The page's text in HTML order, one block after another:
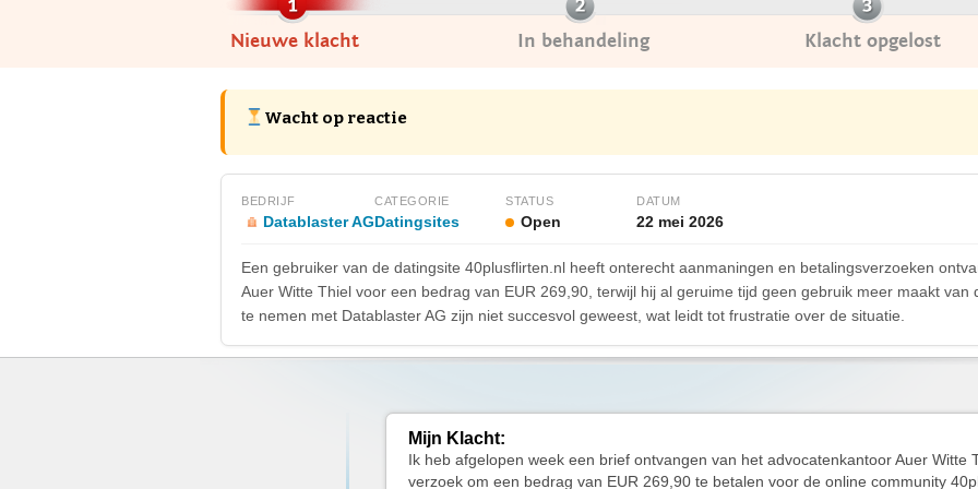
Nieuwe klacht In behandeling Klacht opgelost
Wacht op reactie
BEDRIJF
Datablaster AG
CATEGORIE
Datingsites
STATUS
Open
DATUM
22 mei 2026
Een gebruiker van de datingsite 40plusflirten.nl heeft onterecht aanmaningen en betalingsverzoeken
Auer Witte Thiel voor een bedrag van EUR 269,90, terwijl hij al geruime tijd geen gebruik meer maakt van
te nemen met Datablaster AG zijn niet succesvol geweest, wat leidt tot frustratie over de situatie.
Mijn Klacht:
Ik heb afgelopen week een brief ontvangen van het advocatenkantoor Auer Witte
verzoek om een bedrag van EUR 269,90 te betalen voor de online community